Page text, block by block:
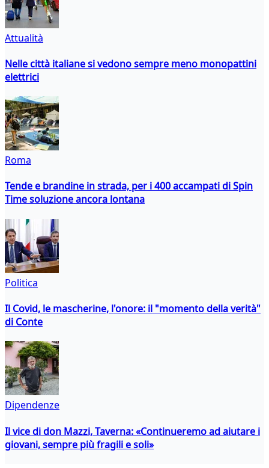
Attualità
Nelle città italiane si vedono sempre meno monopattini
elettrici
Roma
Tende e brandine in strada, per i 400 accampati di Spin
Time soluzione ancora lontana
Politica
Il Covid, le mascherine, l'onore: il "momento della verità"
di Conte
Dipendenze
Il vice di don Mazzi, Taverna: «Continueremo ad aiutare i
giovani, sempre più fragili e soli»